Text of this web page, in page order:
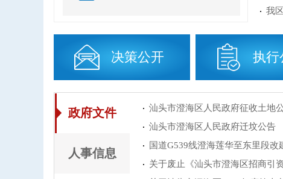
我
决策公开 执行
政府文件
人事信息
汕头市澄海区人民政府征收土地
汕头市澄海区人民政府迁坟公告
国道G539线澄海莲华至东里段
关于废止《汕头市澄海区招商引